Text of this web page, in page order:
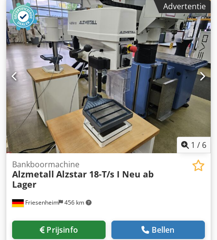
van het merk Alzmetall, in goede, gebruikte staat, zoals te
zien op de foto's. Technische specificaties: • Fabrikant:
Alzmetall • Model: AB3-ESV • Toerental: ca. 65 - 1.750 tpm •
Pindslag: ca. 180 mm • Voorbewegingssnelheden:
0,1/0,2/0,3 mm/min • Schroefdraadfunctie met voetpedaal
• Voorzien van koelmiddelpomp • Bouwjaar: 1989 •
Gewicht: ca. 470 kg • Staat: Gebruikt, functioneel De
machine kan op elk moment worden bekeken en getest!
Verzendkosten via een transportbedrijf: ca. €190.
Internationale kopers zijn welkom! U ontvangt een factuur
met vermelde btw. Bezichtiging/ophalen is mogelijk na
afspraak in 42855 Remscheid. Cjdpfxszl U Rro Acnjrf
Verkoop vanaf locatie 42855 Remscheid, vrij beladen.
Fouten in technische gegevens en tussenverkoop
voorbehouden.
Advertentie
1 / 6
Friesenheim 456 km
Bankboormachine
Alzmetall Alzstar 18-T/s I Neu ab
Lager
Prijsinfo Bellen